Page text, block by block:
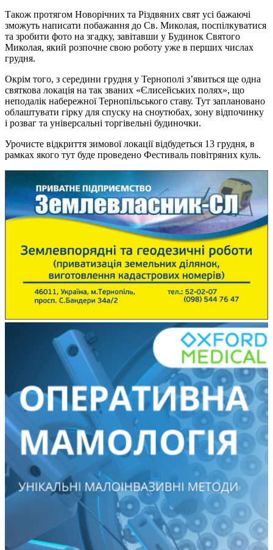
Також протягом Новорічних та Різдвяних свят усі бажаючі
зможуть написати побажання до Св. Миколая, поспілкуватися
та зробити фото на згадку, завітавши у Будинок Святого
Миколая, який розпочне свою роботу уже в перших числах
грудня.
Окрім того, з середини грудня у Тернополі з’явиться ще одна
святкова локація на так званих «Єлисейських полях», що
неподалік набережної Тернопільського ставу. Тут заплановано
облаштувати гірку для спуску на сноутюбах, зону відпочинку
і розваг та універсальні торгівельні будиночки.
Урочисте відкриття зимової локації відбудеться 13 грудня, в
рамках якого тут буде проведено Фестиваль повітряних куль.